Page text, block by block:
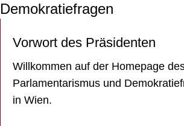
Demokratiefragen
Vorwort des Präsidenten
Willkommen auf der Homepage
Parlamentarismus und
in Wien.